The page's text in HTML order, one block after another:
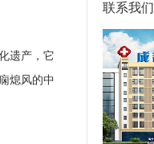
遗产，它
熄风的中
联系我们